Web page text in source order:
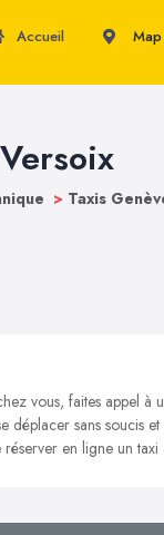
Accueil
> Taxis
vous, faites appel à
déplacer sans soucis
réserver en ligne un